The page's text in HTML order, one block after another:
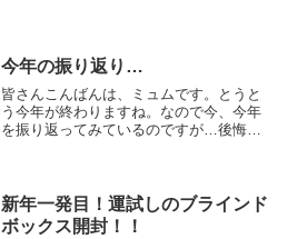
す。先週は色々用事があ...
今年の振り返り…
皆さんこんばんは、ミュムです。とうと
う今年が終わりますね。なので今、今年
を振り返ってみているのですが…後悔ば
し…あんなこと書こうとか...
新年一発目！運試しのブラインド
ボックス開封！！